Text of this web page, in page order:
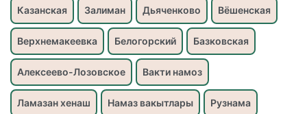
Казанская Залиман Дьяченково Вёшенская
Верхнемакеевка Белогорский Базковская
Алексеево-Лозовское Вакти намоз
Ламазан хенаш Намаз вакытлары Рузнама